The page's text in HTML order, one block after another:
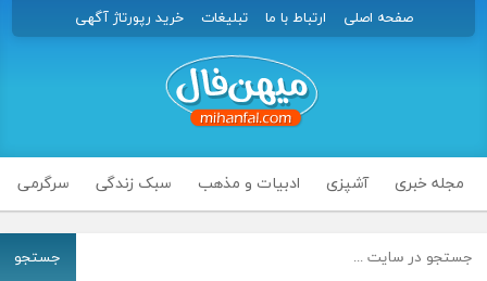
صفحه اصلی ارتباط با ما تبلیغات خرید رپورتاژ آگهی
مجله خبری آشپزی ادبیات و مذهب سبک زندگی سرگرمی
جستجو